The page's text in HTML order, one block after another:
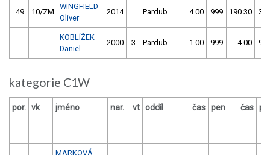
49. 10/ZM
WINGFIELD
Oliver
2014 Pardub. 4.00 999 190.30
KOBLÍŽEK
Daniel
2000 3 Pardub. 1.00 999 4.00
kategorie C1W
por. vk jméno nar. vt oddíl čas pen čas
MARKOVÁ